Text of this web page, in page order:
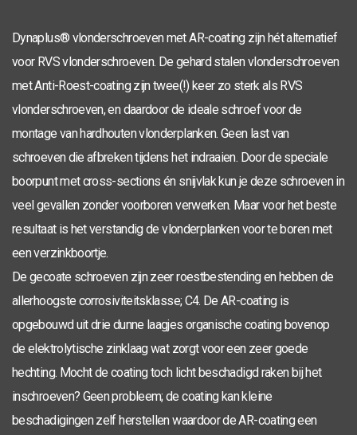
Dynaplus® vlonderschroeven met AR-coating zijn hét alternatief
voor RVS vlonderschroeven. De gehard stalen vlonderschroeven
met Anti-Roest-coating zijn twee(!) keer zo sterk als RVS
vlonderschroeven, en daardoor de ideale schroef voor de
montage van hardhouten vlonderplanken. Geen last van
schroeven die afbreken tijdens het indraaien. Door de speciale
boorpunt met cross-sections én snijvlak kun je deze schroeven in
veel gevallen zonder voorboren verwerken. Maar voor het beste
resultaat is het verstandig de vlonderplanken voor te boren met
een verzinkboortje.
De gecoate schroeven zijn zeer roestbestending en hebben de
allerhoogste corrosiviteitsklasse; C4. De AR-coating is
opgebouwd uit drie dunne laagjes organische coating bovenop
de elektrolytische zinklaag wat zorgt voor een zeer goede
hechting. Mocht de coating toch licht beschadigd raken bij het
inschroeven? Geen probleem; de coating kan kleine
beschadigingen zelf herstellen waardoor de AR-coating een